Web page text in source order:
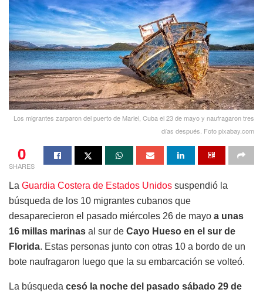
Los migrantes zarparon del puerto de Mariel, Cuba el 23 de mayo y naufragaron tres
días después. Foto pixabay.com
0
SHARES
La Guardia Costera de Estados Unidos suspendió la
búsqueda de los 10 migrantes cubanos que
desaparecieron el pasado miércoles 26 de mayo a unas
16 millas marinas al sur de Cayo Hueso en el sur de
Florida. Estas personas junto con otras 10 a bordo de un
bote naufragaron luego que la su embarcación se volteó.
La búsqueda cesó la noche del pasado sábado 29 de